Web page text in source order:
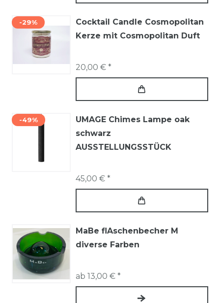
-29%
Cocktail Candle Cosmopolitan
Kerze mit Cosmopolitan Duft
20,00 € *
-49%
UMAGE Chimes Lampe oak
schwarz
AUSSTELLUNGSSTÜCK
45,00 € *
MaBe flAschenbecher M
diverse Farben
ab 13,00 € *